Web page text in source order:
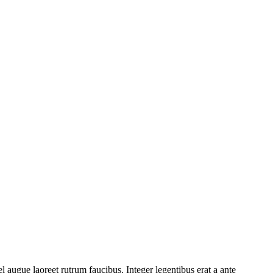
laoreet rutrum faucibus. Integer legentibus erat a ante